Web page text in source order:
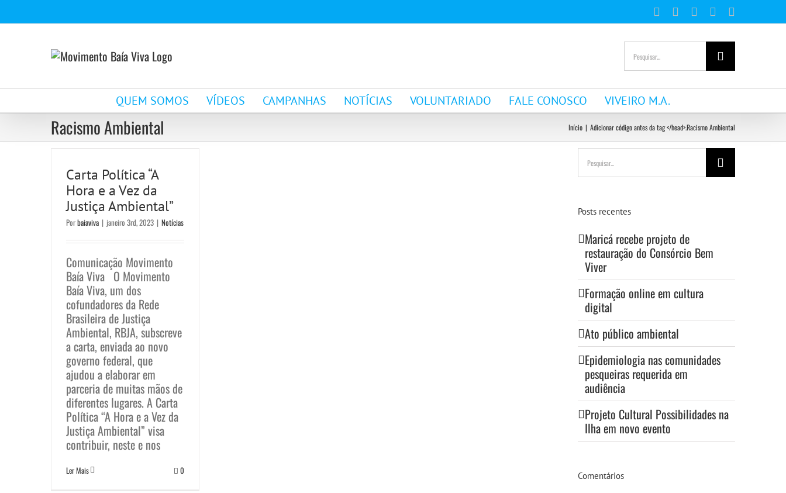
para
FacebookInstagramYouTubeWhatsApp
mail
Buscar
resultados
para:
QUEM SOMOS VÍDEOS CAMPANHAS NOTÍCIAS VOLUNTARIADO FALE CONOSCO VIVEIRO M.A.
Racismo Ambiental Início | Adicionar código antes da tag </head>.Racismo Ambiental
Carta Política “A Hora
Ambiental”
Notícias
Carta Política “A
Hora e a Vez da
Justiça Ambiental”
Porbaiaviva | janeiro 3rd, 2023 | Notícias
Comunicação Movimento
Baía Viva O Movimento
Baía Viva, um dos
cofundadores da Rede
Brasileira de Justiça
Ambiental, RBJA, subscreve
a carta, enviada ao novo
governo federal, que
ajudou a elaborar em
parceria de muitas mãos de
diferentes lugares. A Carta
Política “A Hora e a Vez da
Justiça Ambiental” visa
contribuir, neste e nos
Ler Mais 0
Buscar
resultados
para:
Posts recentes
Maricá recebe projeto de
restauração do Consórcio Bem
Viver
Formação online em cultura
digital
Ato público ambiental
Epidemiologia nas comunidades
pesqueiras requerida em
audiência
Projeto Cultural Possibilidades na
Ilha em novo evento
Comentários